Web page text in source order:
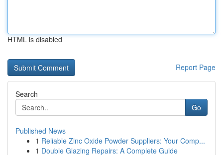
HTML is disabled
Report Page
Search
Go
Published News
1 Reliable Zinc Oxide Powder Suppliers: Your Comp...
1 Double Glazing Repairs: A Complete Guide